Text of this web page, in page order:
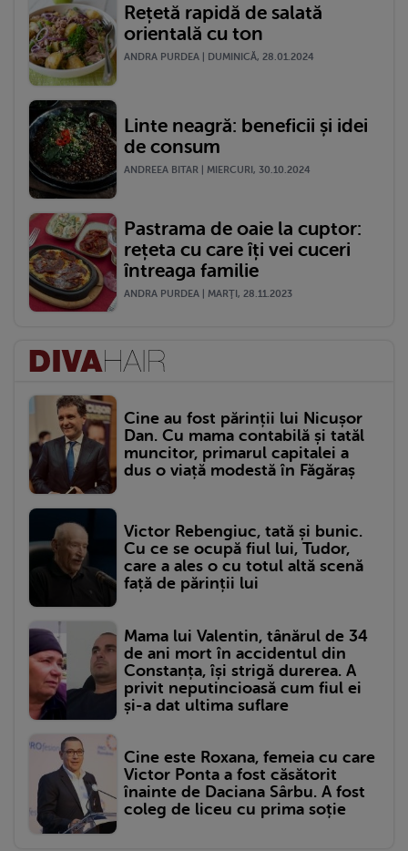
Rețetă rapidă de salată
orientală cu ton
ANDRA PURDEA | DUMINICĂ, 28.01.2024
Linte neagră: beneficii și idei
de consum
ANDREEA BITAR | MIERCURI, 30.10.2024
Pastrama de oaie la cuptor:
rețeta cu care îți vei cuceri
întreaga familie
ANDRA PURDEA | MARŢI, 28.11.2023
Cine au fost părinții lui Nicușor
Dan. Cu mama contabilă și tatăl
muncitor, primarul capitalei a
dus o viață modestă în Făgăraș
Victor Rebengiuc, tată și bunic.
Cu ce se ocupă fiul lui, Tudor,
care a ales o cu totul altă scenă
față de părinții lui
Mama lui Valentin, tânărul de 34
de ani mort în accidentul din
Constanța, își strigă durerea. A
privit neputincioasă cum fiul ei
și-a dat ultima suflare
Cine este Roxana, femeia cu care
Victor Ponta a fost căsătorit
înainte de Daciana Sârbu. A fost
coleg de liceu cu prima soție